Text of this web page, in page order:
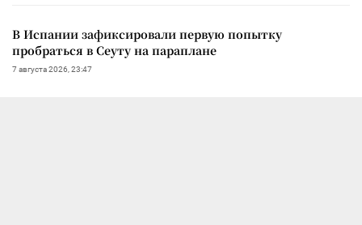
В Испании зафиксировали первую попытку
пробраться в Сеуту на параплане
7 августа 2026, 23:47